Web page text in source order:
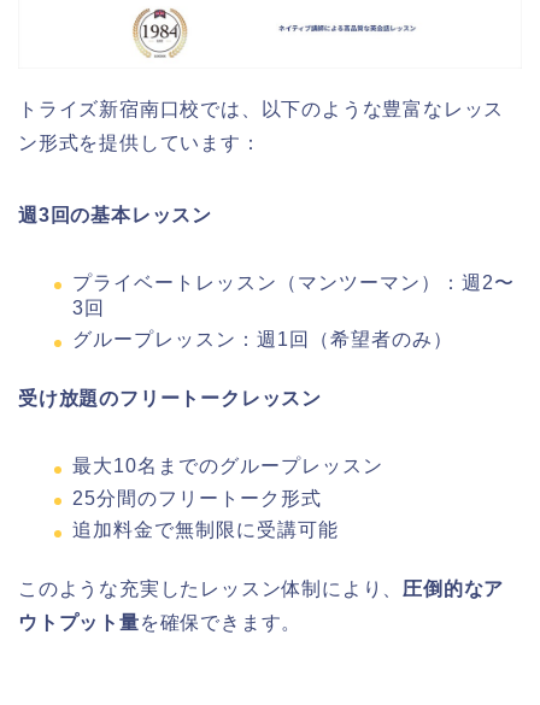
トライズ新宿南口校では、以下のような豊富なレッス
ン形式を提供しています：
週3回の基本レッスン
プライベートレッスン（マンツーマン）：週2〜
3回
グループレッスン：週1回（希望者のみ）
受け放題のフリートークレッスン
最大10名までのグループレッスン
25分間のフリートーク形式
追加料金で無制限に受講可能
このような充実したレッスン体制により、 圧倒的なア
ウトプット量を確保できます。